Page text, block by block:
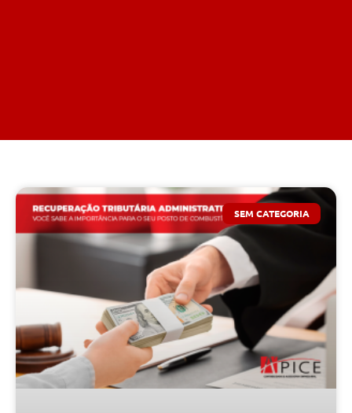
SEM CATEGORIA